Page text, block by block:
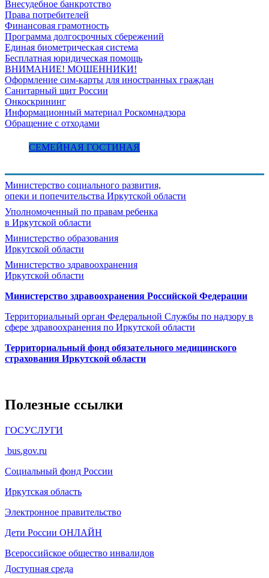
Внесудебное банкротство
Права потребителей
Финансовая грамотность
Программа долгосрочных сбережений
Единая биометрическая система
Бесплатная юридическая помощь
ВНИМАНИЕ! МОШЕННИКИ!
Оформление сим-карты для иностранных граждан
Санитарный щит России
Онкоскрининг
Информационный материал Роскомнадзора
Обращение с отходами
СЕМЕЙНАЯ ГОСТИНАЯ
Министерство социального развития,
опеки и попечительства Иркутской области
Уполномоченный по правам ребенка
в Иркутской области
Министерство образования
Иркутской области
Министерство здравоохранения
Иркутской области
Министерство здравоохранения Росcийской Федерации
Территориальный орган Федеральной Службы по надзору в
сфере здравоохранения по Иркутской области
Территориальный фонд обязательного медицинского
страхования Иркутской области
Полезные ссылки
ГОСУСЛУГИ
bus.gov.ru
Социальный фонд России
Иркутская область
Электронное правительство
Дети России ОНЛАЙН
Всероссийское общество инвалидов
Доступная среда